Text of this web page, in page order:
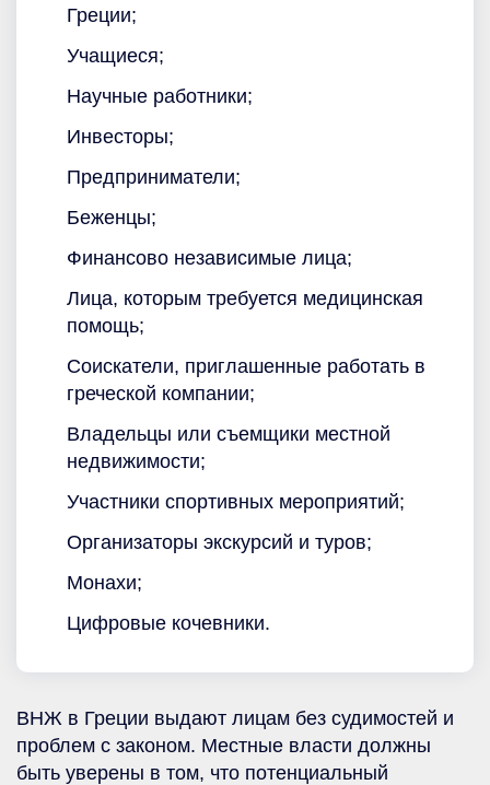
Греции;
Учащиеся;
Научные работники;
Инвесторы;
Предприниматели;
Беженцы;
Финансово независимые лица;
Лица, которым требуется медицинская
помощь;
Соискатели, приглашенные работать в
греческой компании;
Владельцы или съемщики местной
недвижимости;
Участники спортивных мероприятий;
Организаторы экскурсий и туров;
Монахи;
Цифровые кочевники.
ВНЖ в Греции выдают лицам без судимостей и
проблем с законом. Местные власти должны
быть уверены в том, что потенциальный